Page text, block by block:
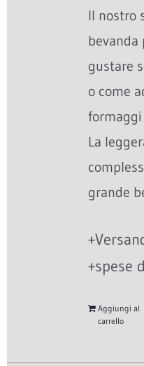
Il nostro
bevanda
gustare
o come
La
grande
+spese
Aggiungi al
carrello